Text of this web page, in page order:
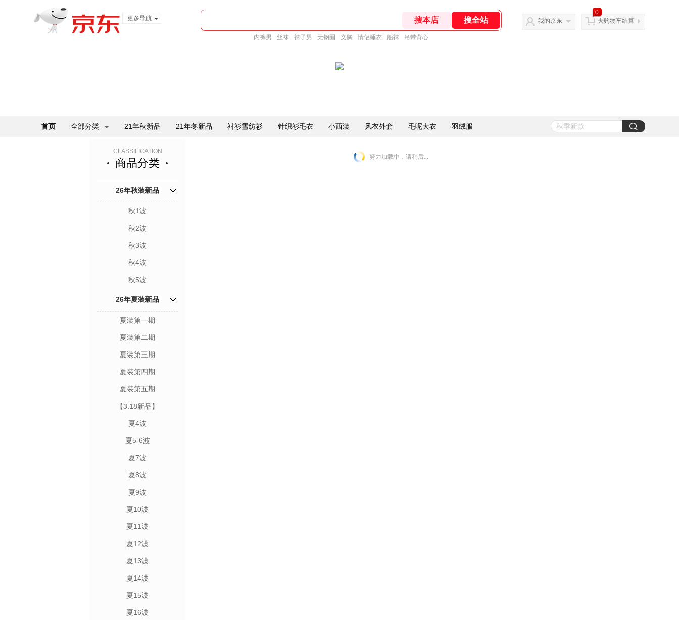
更多导航
内裤男 丝袜 袜子男 无钢圈 文胸 情侣睡衣 船袜 吊带背心
我的京东
0
去购物车结算
首页 全部分类 21年秋新品 21年冬新品 衬衫雪纺衫 针织衫毛衣 小西装 风衣外套 毛呢大衣 羽绒服
CLASSIFICATION
商品分类
26年秋装新品
秋1波
秋2波
秋3波
秋4波
秋5波
26年夏装新品
夏装第一期
夏装第二期
夏装第三期
夏装第四期
夏装第五期
【3.18新品】
夏4波
夏5-6波
夏7波
夏8波
夏9波
夏10波
夏11波
夏12波
夏13波
夏14波
夏15波
夏16波
努力加载中，请稍后...